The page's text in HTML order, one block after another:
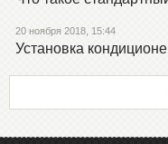
20 ноября 2018, 15:44
Установка